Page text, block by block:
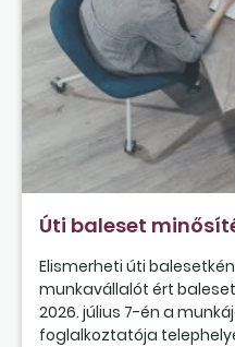
Úti baleset
Elismerheti úti
munkavállalót ért
2026. július 7-én a
foglalkoztatója